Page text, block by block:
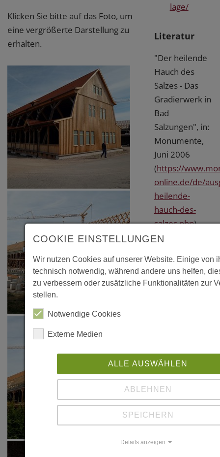
Klicken Sie bitte auf das Foto, um
eine vergrößerte Darstellung zu
erhalten.
lage/
Literatur
"Der heilende
Hauch des
Salzes - Das
Gradierwerk in
Bad
Salzungen", in:
Monumente,
Juni 2006
(https://
online.de/de/
heilende-
hauch-des-
salzes.php)
COOKIE EINSTELLUNGEN
Wir nutzen Cookies auf unserer Website. Einige von
technisch notwendig, während andere uns helfen,
zu verbessern oder zusätzliche Funktionalitäten zur
stellen.
Notwendige Cookies
Externe Medien
ALLE AUSWÄHLEN
ABLEHNEN
SPEICHERN
Details anzeigen